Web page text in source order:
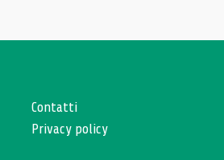
Contatti
Privacy policy